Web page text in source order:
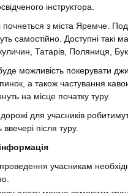
інструктора.
почнеться з міста Яремче.
самостійно. Доступні такі
Татарів, Поляниця,
можливість покерувати
а також частування
на місце початку туру.
для учасників
після туру.
учасникам